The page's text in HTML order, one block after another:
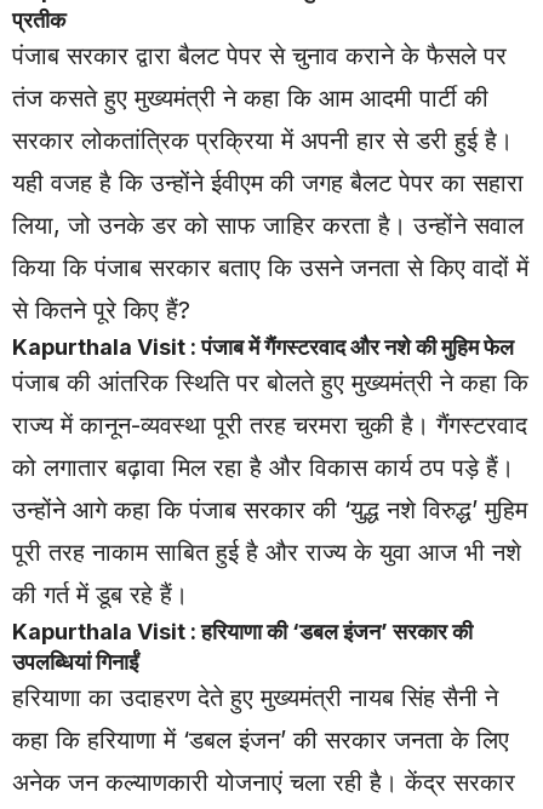
प्रतीक
पंजाब सरकार द्वारा बैलट पेपर से चुनाव कराने के फैसले पर
तंज कसते हुए मुख्यमंत्री ने कहा कि आम आदमी पार्टी की
सरकार लोकतांत्रिक प्रक्रिया में अपनी हार से डरी हुई है।
यही वजह है कि उन्होंने ईवीएम की जगह बैलट पेपर का सहारा
लिया, जो उनके डर को साफ जाहिर करता है। उन्होंने सवाल
किया कि पंजाब सरकार बताए कि उसने जनता से किए वादों में
से कितने पूरे किए हैं?
Kapurthala Visit : पंजाब में गैंगस्टरवाद और नशे की मुहिम फेल
पंजाब की आंतरिक स्थिति पर बोलते हुए मुख्यमंत्री ने कहा कि
राज्य में कानून-व्यवस्था पूरी तरह चरमरा चुकी है। गैंगस्टरवाद
को लगातार बढ़ावा मिल रहा है और विकास कार्य ठप पड़े हैं।
उन्होंने आगे कहा कि पंजाब सरकार की ‘युद्ध नशे विरुद्ध’ मुहिम
पूरी तरह नाकाम साबित हुई है और राज्य के युवा आज भी नशे
की गर्त में डूब रहे हैं।
Kapurthala Visit : हरियाणा की ‘डबल इंजन’ सरकार की
उपलब्धियां गिनाईं
हरियाणा का उदाहरण देते हुए मुख्यमंत्री नायब सिंह सैनी ने
कहा कि हरियाणा में ‘डबल इंजन’ की सरकार जनता के लिए
अनेक जन कल्याणकारी योजनाएं चला रही है। केंद्र सरकार